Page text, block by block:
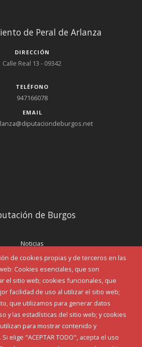
de cookies propias y de terceros en las
Cookies esenciales, que son
el sitio web; cookies funcionales, que
facilidad de uso al utilizar el sitio web;
que utilizamos para generar datos
y las estadísticas del sitio web; y cookies
para mostrar contenido y
elige "ACEPTAR TODO", acepta el uso
de Peral de Arlanza
DIRECCIÓN
Calle Real 13 - 09342
TELÉFONO
947166078
EMAIL
de Burgos
Noticias
Eventos
Municipal
Teléfonos de interés
INICIAR SESIÓN
MAPA WEB